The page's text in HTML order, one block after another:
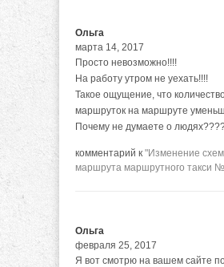
Ольга
марта 14, 2017
Просто невозможно!!!!
На работу утром не уехать!!!!
Такое ощущение, что
маршруток на маршруте
Почему не думаете о
комментарий к "Изменение
маршрута маршрутного такси
Ольга
февраля 25, 2017
Я вот смотрю на вашем сайте